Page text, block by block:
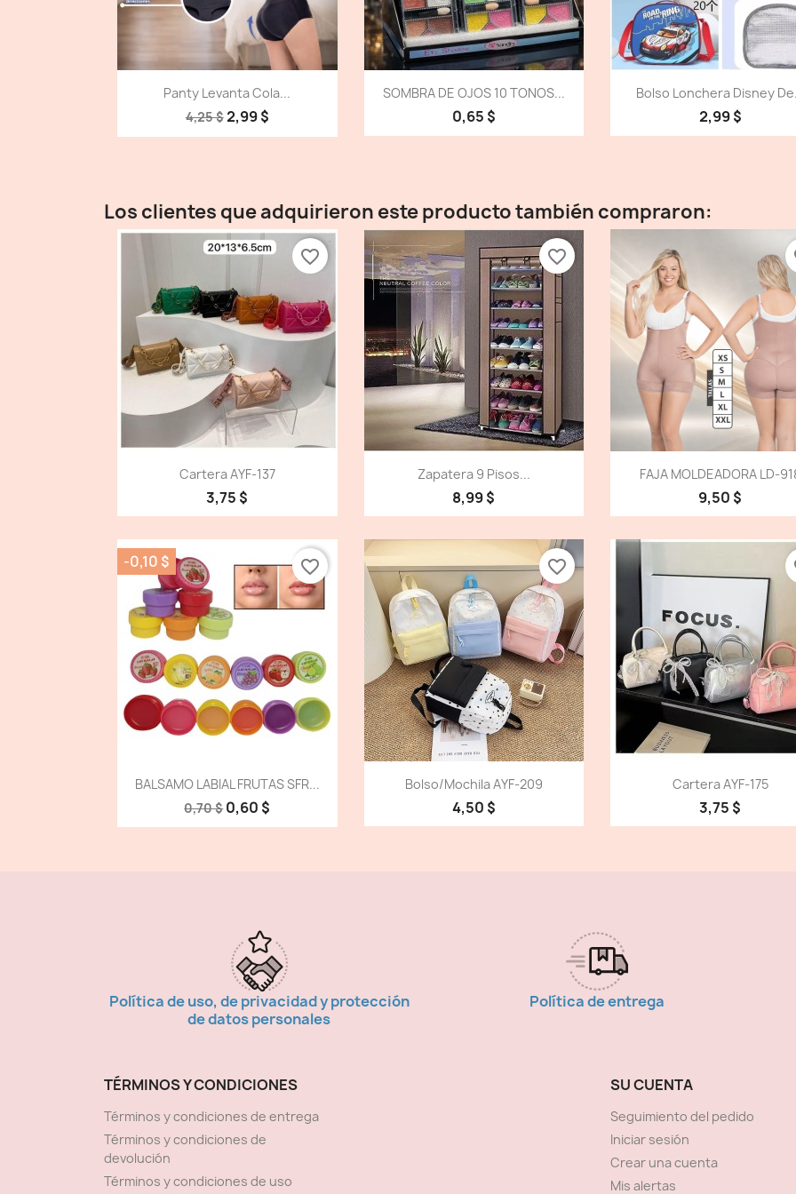
Vista detallada
Panty Levanta Cola...
4,25 $2,99 $
Vista detallada
SOMBRA DE OJOS 10 TONOS...
0,65 $
Vista detallada
Bolso Lonchera Disney
2,99 $
Los clientes que adquirieron este producto también compraron:
Vista detallada
Cartera AYF-137
3,75 $
favorite_border
Vista detallada
Zapatera 9 Pisos...
8,99 $
favorite_border
Vista detallada
FAJA MOLDEADORA LD-
9,50 $
Vista detallada
BALSAMO LABIAL FRUTAS SFR...
0,70 $0,60 $
-0,10 $ favorite_border
Vista detallada
Bolso/Mochila AYF-209
4,50 $
favorite_border
Vista detallada
Cartera AYF-175
3,75 $
Política de uso, de privacidad y protección
de datos personales
Política de entrega
TÉRMINOS Y CONDICIONES
Términos y condiciones de entrega
Términos y condiciones de
devolución
Términos y condiciones de uso
SU CUENTA
Seguimiento del pedido
Iniciar sesión
Crear una cuenta
Mis alertas